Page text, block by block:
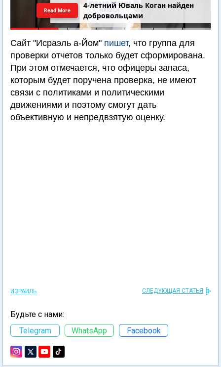
4-летний Юваль Коган найден
добровольцами
Read More
Сайт "Исраэль а-Йом" пишет, что группа для
проверки отчетов только будет сформирована.
При этом отмечается, что офицеры запаса,
которым будет поручена проверка, не имеют
связи с политиками и политическими
движениями и поэтому смогут дать
объективную и непредвзятую оценку.
ИЗРАИЛЬ СЛЕДУЮЩАЯ СТАТЬЯ
Будьте с нами:
Telegram
WhatsApp Facebook